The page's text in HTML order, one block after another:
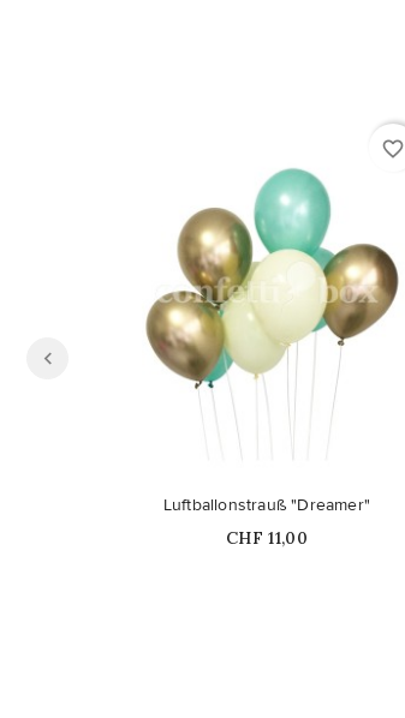
favorite_border
Luftballonstrauß "Dreamer"
Price
CHF 11,00